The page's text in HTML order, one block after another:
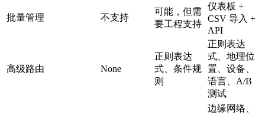
批量管理 不支持
可能，但需
要工程支持
仪表板 +
CSV 导入 +
API
高级路由 None
正则表达
式、条件规
则
正则表达
式、地理位
置、设备、
语言、A/B
测试
边缘网络、